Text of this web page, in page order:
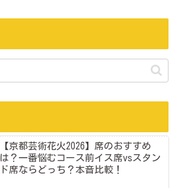
【京都芸術花火2026】席のおすすめ
は？一番悩むコース前イス席vsスタン
ド席ならどっち？本音比較！